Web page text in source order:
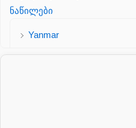
ნაწილები
Yanmar